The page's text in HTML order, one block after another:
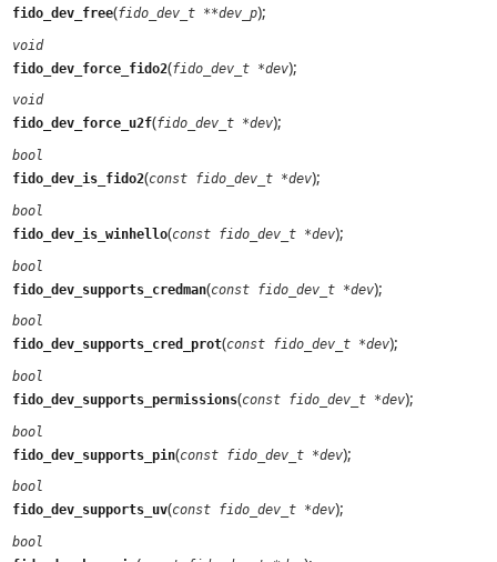
fido_dev_free(fido_dev_t **dev_p);
void
fido_dev_force_fido2(fido_dev_t *dev);
void
fido_dev_force_u2f(fido_dev_t *dev);
bool
fido_dev_is_fido2(const fido_dev_t *dev);
bool
fido_dev_is_winhello(const fido_dev_t *dev);
bool
fido_dev_supports_credman(const fido_dev_t *dev);
bool
fido_dev_supports_cred_prot(const fido_dev_t *dev);
bool
fido_dev_supports_permissions(const fido_dev_t *dev);
bool
fido_dev_supports_pin(const fido_dev_t *dev);
bool
fido_dev_supports_uv(const fido_dev_t *dev);
bool